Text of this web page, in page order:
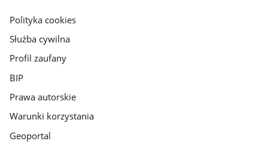
gov.pl
Polityka cookies
Służba cywilna
Profil zaufany
BIP
Prawa autorskie
Warunki korzystania
Geoportal